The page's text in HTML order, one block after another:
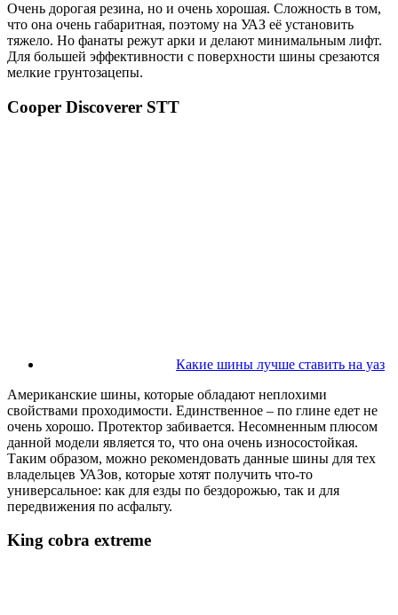
Очень дорогая резина, но и очень хорошая. Сложность в том,
что она очень габаритная, поэтому на УАЗ её установить
тяжело. Но фанаты режут арки и делают минимальным лифт.
Для большей эффективности с поверхности шины срезаются
мелкие грунтозацепы.
Cooper Discoverer STT
Какие шины лучше ставить на уаз
Американские шины, которые обладают неплохими
свойствами проходимости. Единственное – по глине едет не
очень хорошо. Протектор забивается. Несомненным плюсом
данной модели является то, что она очень износостойкая.
Таким образом, можно рекомендовать данные шины для тех
владельцев УАЗов, которые хотят получить что-то
универсальное: как для езды по бездорожью, так и для
передвижения по асфальту.
King cobra extreme